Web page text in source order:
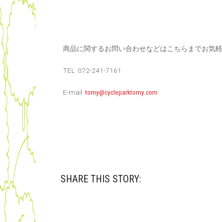
商品に関するお問い合わせなどはこちらまでお気
TEL 072-241-7161
E-mailtomy@cycleparktomy.com
SHARE THIS STORY: